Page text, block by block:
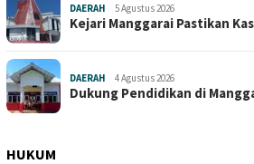
DAERAH 5 Agustus 2026
Kejari Manggarai Pastikan
DAERAH 4 Agustus 2026
Dukung Pendidikan di
HUKUM